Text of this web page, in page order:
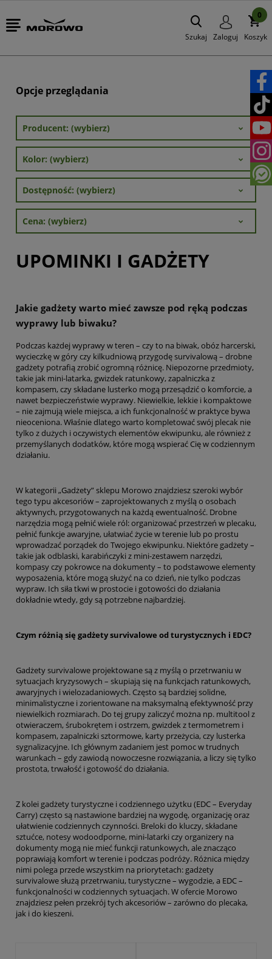
Szukaj Zaloguj Koszyk
0
Opcje przeglądania
Producent: (wybierz)
Kolor: (wybierz)
Dostępność: (wybierz)
Cena: (wybierz)
UPOMINKI I GADŻETY
Jakie gadżety warto mieć zawsze pod ręką podczas
wyprawy lub biwaku?
Podczas każdej wyprawy w teren – czy to na biwak, obóz harcerski,
wycieczkę w góry czy kilkudniową przygodę survivalową – drobne
gadżety potrafią zrobić ogromną różnicę. Niepozorne przedmioty,
takie jak mini-latarka, gwizdek ratunkowy, zapalniczka z
kompasem, czy składane lusterko mogą przesądzić o komforcie, a
nawet bezpieczeństwie wyprawy. Niewielkie, lekkie i kompaktowe
– nie zajmują wiele miejsca, a ich funkcjonalność w praktyce bywa
nieoceniona. Właśnie dlatego warto kompletować swój plecak nie
tylko z dużych i oczywistych elementów ekwipunku, ale również z
przemyślanych dodatków, które mogą wspierać Cię w codziennym
działaniu.
W kategorii „Gadżety” sklepu Morowo znajdziesz szeroki wybór
tego typu akcesoriów – zaprojektowanych z myślą o osobach
aktywnych, przygotowanych na każdą ewentualność. Drobne
narzędzia mogą pełnić wiele ról: organizować przestrzeń w plecaku,
pełnić funkcje awaryjne, ułatwiać życie w terenie lub po prostu
wprowadzać porządek do Twojego ekwipunku. Niektóre gadżety –
takie jak odblaski, karabińczyki z mini-zestawem narzędzi,
kompasy czy pokrowce na dokumenty – to podstawowe elementy
wyposażenia, które mogą służyć na co dzień, nie tylko podczas
wypraw. Ich siła tkwi w prostocie i gotowości do działania
dokładnie wtedy, gdy są potrzebne najbardziej.
Czym różnią się gadżety survivalowe od turystycznych i EDC?
Gadżety survivalowe projektowane są z myślą o przetrwaniu w
sytuacjach kryzysowych – skupiają się na funkcjach ratunkowych,
awaryjnych i wielozadaniowych. Często są bardziej solidne,
minimalistyczne i zorientowane na maksymalną efektywność przy
niewielkich rozmiarach. Do tej grupy zaliczyć można np. multitool z
otwieraczem, śrubokrętem i ostrzem, gwizdek z termometrem i
kompasem, zapalniczki sztormowe, karty przeżycia, czy lusterka
sygnalizacyjne. Ich głównym zadaniem jest pomoc w trudnych
warunkach – gdy zawiodą nowoczesne rozwiązania, a liczy się tylko
prostota, trwałość i gotowość do działania.
Z kolei gadżety turystyczne i codziennego użytku (EDC – Everyday
Carry) często są nastawione bardziej na wygodę, organizację oraz
ułatwienie codziennych czynności. Breloki do kluczy, składane
sztućce, notesy wodoodporne, mini-latarki czy organizery na
dokumenty mogą nie mieć funkcji ratunkowych, ale znacząco
poprawiają komfort w terenie i podczas podróży. Różnica między
nimi polega przede wszystkim na priorytetach: gadżety
survivalowe służą przetrwaniu, turystyczne – wygodzie, a EDC –
funkcjonalności w codziennych sytuacjach. W ofercie Morowo
znajdziesz pełen przekrój tych akcesoriów – zarówno do plecaka,
jak i do kieszeni.